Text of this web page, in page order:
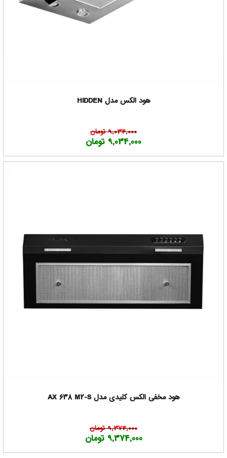
هود الکس مدل HIDDEN
9,034,000 تومان
9,034,000 تومان
هود مخفی الکس کلیدی مدل AX 638 M2-S
9,374,000 تومان
9,374,000 تومان